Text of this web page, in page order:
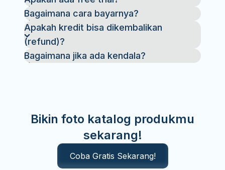
Bagaimana cara bayarnya?
Apakah kredit bisa dikembalikan
(refund)?
Bagaimana jika ada kendala?
Bikin foto katalog produkmu
sekarang!
Coba Gratis Sekarang!